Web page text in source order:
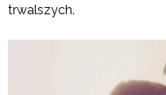
trwalszych.